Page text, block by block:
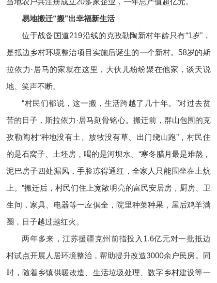
当地农户共注册成立20多家企业，一年总产值超亿元。
易地搬迁“搬”出幸福新生活
位于战备国道219沿线的克孜勒陶新村年龄只有“1岁”，
是抵边乡村环境整治项目实施后诞生的一个新村。58岁的斯
拉依力·居马的家就在这里，大伙儿纷纷聚在他家，谈天说
地、笑声不断。
“村民们都说，这一搬，生活跨越了几十年。”对过去贫
苦的日子，斯拉依力·居马刻骨铭心。搬迁前，群山包围的克
孜勒陶村“种地没有土、放牧没有草、出门绕山跑”，村民住
的是石窝子、土坯房，喝的是河坝水。“寒冬腊月最是难熬，
泥巴房子四处漏风，手脸冻得通红，全家人只能围坐在土炕
上。”搬迁后，村民们住上宽敞明亮的富民安居房，厨房、卫
生间，家具、电器等一应俱全，院里种菜种果，屋后鸡羊满
圈，日子越过越红火。
两年多来，江苏援疆克州前指投入1.6亿元对一批抵边
村试点开展人居环境整治，帮助提升改造3000余户民房。同
时，随着乡镇供暖改造、生活垃圾处理、数字乡村建设等一